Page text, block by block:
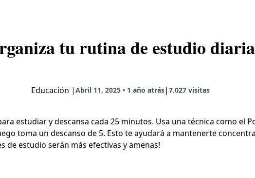
tu rutina de estudio diaria
Educación | Abril 11, 2025 • 1 año atrás| 7.027 visitas
estudiar y descansa cada 25 minutos. Usa una técnica como el
toma un descanso de 5. Esto te ayudará a mantenerte
de estudio serán más efectivas y amenas!